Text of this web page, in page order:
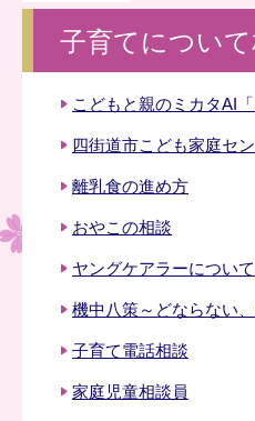
子育てについ
こどもと親のミカタAI
四街道市こども家庭セ
離乳食の進め方
おやこの相談
ヤングケアラーについて
機中八策～どならない
子育て電話相談
家庭児童相談員